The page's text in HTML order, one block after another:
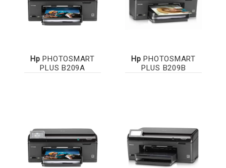
Hp PHOTOSMART
PLUS B209A
Hp PHOTOSMART
PLUS B209B